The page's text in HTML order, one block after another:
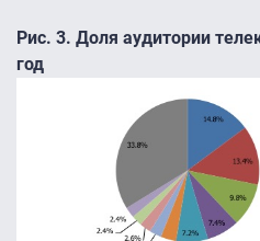
Рис. 3. Доля аудитории
год